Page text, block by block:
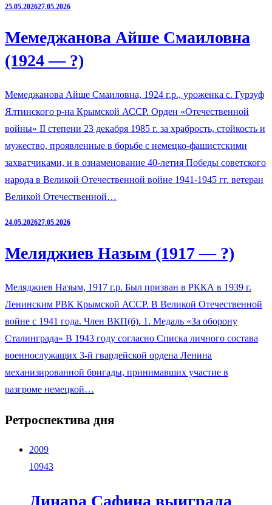
25.05.202627.05.2026
Мемеджанова Айше Смаиловна
(1924 — ?)
Мемеджанова Айше Смаиловна, 1924 г.р., уроженка с. Гурзуф
Ялтинского р-на Крымской АССР. Орден «Отечественной
войны» II степени 23 декабря 1985 г. за храбрость, стойкость и
мужество, проявленные в борьбе с немецко-фашистскими
захватчиками, и в ознаменование 40-летия Победы советского
народа в Великой Отечественной войне 1941-1945 гг. ветеран
Великой Отечественной…
24.05.202627.05.2026
Меляджиев Назым (1917 — ?)
Меляджиев Назым, 1917 г.р. Был призван в РККА в 1939 г.
Ленинским РВК Крымской АССР. В Великой Отечественной
войне с 1941 года. Член ВКП(б). 1. Медаль «За оборону
Сталинграда» В 1943 году согласно Списка личного состава
военнослужащих 3-й гвардейской ордена Ленина
механизированной бригады, принимавших участие в
разгроме немецкой…
Ретроспектива дня
2009
10943
Динара Сафина выиграла